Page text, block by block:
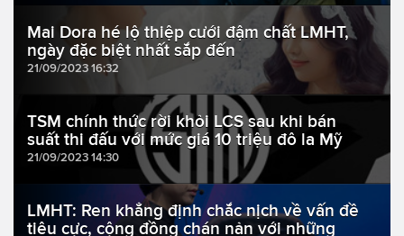
Mai Dora hé lộ thiệp cưới đậm chất LMHT,
ngày đặc biệt nhất sắp đến
21/09/2023 16:32
TSM chính thức rời khỏi LCS sau khi bán
suất thi đấu với mức giá 10 triệu đô la Mỹ
21/09/2023 14:30
LMHT: Ren khẳng định chắc nịch về vấn đề
tiêu cực, cộng đồng chán nản với những